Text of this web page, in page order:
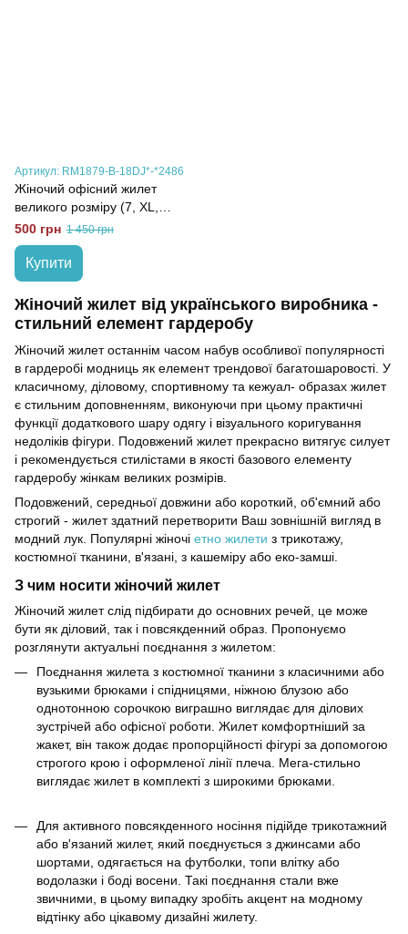
Артикул: RM1879-B-18DJ*-*2486
Жіночий офісний жилет
великого розміру (7, XL,
Green, зелений)
500 грн 1 450 грн
Купити
Жіночий жилет від українського виробника -
стильний елемент гардеробу
Жіночий жилет останнім часом набув особливої ​​популярності
в гардеробі модниць як елемент трендової багатошаровості. У
класичному, діловому, спортивному та кежуал- образах жилет
є стильним доповненням, виконуючи при цьому практичні
функції додаткового шару одягу і візуального коригування
недоліків фігури. Подовжений жилет прекрасно витягує силует
і рекомендується стилістами в якості базового елементу
гардеробу жінкам великих розмірів.
Подовжений, середньої довжини або короткий, об'ємний або
строгий - жилет здатний перетворити Ваш зовнішній вигляд в
модний лук. Популярні жіночі етно жилети з трикотажу,
костюмної тканини, в'язані, з кашеміру або еко-замші.
З чим носити жіночий жилет
Жіночий жилет слід підбирати до основних речей, це може
бути як діловий, так і повсякденний образ. Пропонуємо
розглянути актуальні поєднання з жилетом:
Поєднання жилета з костюмної тканини з класичними або
вузькими брюками і спідницями, ніжною блузою або
однотонною сорочкою виграшно виглядає для ділових
зустрічей або офісної роботи. Жилет комфортніший за
жакет, він також додає пропорційності фігурі за допомогою
строгого крою і оформленої лінії плеча. Мега-стильно
виглядає жилет в комплекті з широкими брюками.
Для активного повсякденного носіння підійде трикотажний
або в'язаний жилет, який поєднується з джинсами або
шортами, одягається на футболки, топи влітку або
водолазки і боді восени. Такі поєднання стали вже
звичними, в цьому випадку зробіть акцент на модному
відтінку або цікавому дизайні жилету.